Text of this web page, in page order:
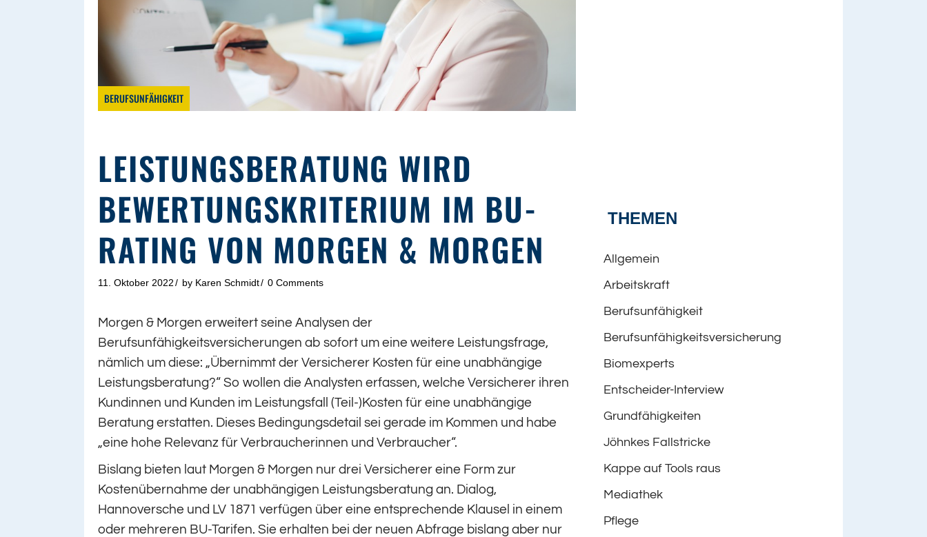
BERUFSUNFÄHIGKEIT
LEISTUNGSBERATUNG WIRD
BEWERTUNGSKRITERIUM IM BU-
RATING VON MORGEN & MORGEN
11. Oktober 2022 by Karen Schmidt 0 Comments
Morgen & Morgen erweitert seine Analysen der
Berufsunfähigkeitsversicherungen ab sofort um eine weitere Leistungsfrage,
nämlich um diese: „Übernimmt der Versicherer Kosten für eine unabhängige
Leistungsberatung?“ So wollen die Analysten erfassen, welche Versicherer ihren
Kundinnen und Kunden im Leistungsfall (Teil-)Kosten für eine unabhängige
Beratung erstatten. Dieses Bedingungsdetail sei gerade im Kommen und habe
„eine hohe Relevanz für Verbraucherinnen und Verbraucher“.
Bislang bieten laut Morgen & Morgen nur drei Versicherer eine Form zur
Kostenübernahme der unabhängigen Leistungsberatung an. Dialog,
Hannoversche und LV 1871 verfügen über eine entsprechende Klausel in einem
oder mehreren BU-Tarifen. Sie erhalten bei der neuen Abfrage bislang aber nur
THEMEN
Allgemein
Arbeitskraft
Berufsunfähigkeit
Berufsunfähigkeitsversicherung
Biomexperts
Entscheider-Interview
Grundfähigkeiten
Jöhnkes Fallstricke
Kappe auf Tools raus
Mediathek
Pflege